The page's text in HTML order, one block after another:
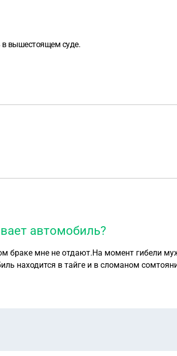
вышестоящем суде.
автомобиль?
браке мне не отдают.На момент гибели
письмо об отказе которое я уже три месяца не